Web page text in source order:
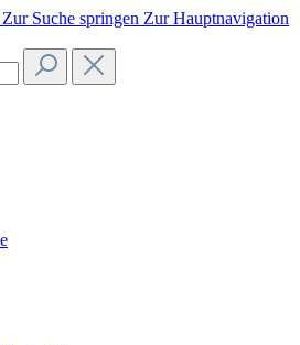
Zur Suche springen Zur Hauptnavigation